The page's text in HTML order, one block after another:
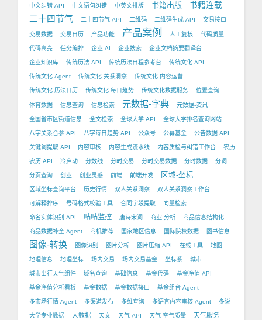
中文纠错 API 中文语句纠错 中英文排版 书籍出版 书籍连载
二十四节气 二十四节气 API 二维码 二维码生成 API 交易接口
交易数据 交易日历 产品功能 产品案例 人工复核 代码质量
代码高亮 任务编排 企业 AI 企业搜索 企业文档摘要翻译台
企业知识库 传统历法 API 传统历法日程参考台 传统文化 API
传统文化 Agent 传统文化-关系洞察 传统文化-内容运营
传统文化-历法日历 传统文化-每日趋势 传统文化数据服务 位置查询
体育数据 信息查询 信息检索 元数据-字典 元数据-资讯
全国省市区街道信息 全文检索 全球大学 API 全球大学排名查询网站
八字关系合参 API 八字每日趋势 API 公众号 公募基金 公告数据 API
关键词提取 API 内容审核 内容生成流水线 内容质检与纠错工作台 农历
农历 API 冷启动 分数线 分时交易 分时交易数据 分时数据 分词
分页查询 创业 创业灵感 前端 前端开发 区域-坐标
区域坐标查询平台 历史行情 双人关系洞察 双人关系洞察工作台
可解释排序 号码格式校验工具 合同字段提取 向量检索
命名实体识别 API 咕咕监控 唐诗宋词 商业-分析 商品信息结构化
商品数据补全 Agent 商机推荐 国家地区信息 国际院校数据 图书信息
图像-转换 图像识别 图片分析 图片压缩 API 在线工具 地图
地理信息 地理坐标 场内交易 场内交易基金 坐标系 城市
城市出行天气组件 域名查询 基础信息 基金代码 基金净值 API
基金净值分析看板 基金数据 基金数据接口 基金组合 Agent
多市场行情 Agent 多渠道发布 多维查询 多语言内容审核 Agent 多说
大学专业数据 大数据 天文 天气 API 天气-空气质量 天气服务